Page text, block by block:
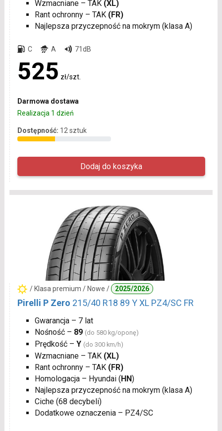
Wzmacniane – TAK (XL)
Rant ochronny – TAK (FR)
Najlepsza przyczepność na mokrym (klasa A)
C A 71dB
525 zł/szt.
Darmowa dostawa
Realizacja 1 dzień
Dostępność: 12 sztuk
/ Klasa premium / Nowe / 2025/2026
Pirelli P Zero 215/40 R18 89 Y XL PZ4/SC FR
Gwarancja – 7 lat
Nośność – 89 (do 580 kg/oponę)
Prędkość – Y (do 300 km/h)
Wzmacniane – TAK (XL)
Rant ochronny – TAK (FR)
Homologacja – Hyundai (HN)
Najlepsza przyczepność na mokrym (klasa A)
Ciche (68 decybeli)
Dodatkowe oznaczenia – PZ4/SC